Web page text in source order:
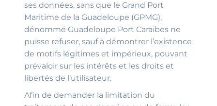
ses données, sans que le Grand Port
Maritime de la Guadeloupe (GPMG),
dénommé Guadeloupe Port Caraïbes ne
puisse refuser, sauf à démontrer l’existence
de motifs légitimes et impérieux, pouvant
prévaloir sur les intérêts et les droits et
libertés de l’utilisateur.
Afin de demander la limitation du